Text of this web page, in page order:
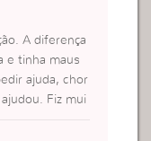
A diferença
e tinha maus
ajuda, chor
Fiz mui